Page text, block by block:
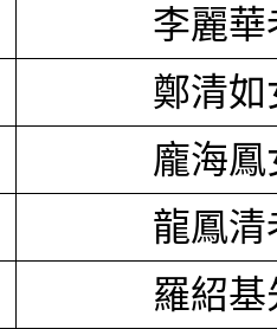
李麗華
鄭清如
龐海鳳
龍鳳清
羅紹基